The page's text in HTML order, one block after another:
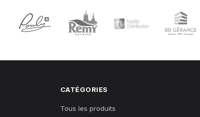
CATÉGORIES
Tous les produits